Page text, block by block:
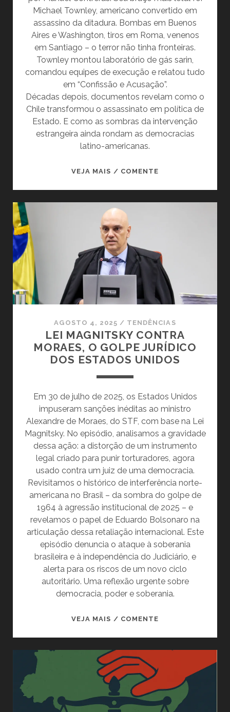
Michael Townley, americano convertido em
assassino da ditadura. Bombas em Buenos
Aires e Washington, tiros em Roma, venenos
em Santiago – o terror não tinha fronteiras.
Townley montou laboratório de gás sarin,
comandou equipes de execução e relatou tudo
em “Confissão e Acusação”.
Décadas depois, documentos revelam como o
Chile transformou o assassinato em política de
Estado. E como as sombras da intervenção
estrangeira ainda rondam as democracias
latino-americanas.
VEJA MAIS / COMENTEAGENTE
MICHAEL
TOWNLEY
AGOSTO 4, 2025 / TENDÊNCIAS
LEI MAGNITSKY CONTRA
MORAES, O GOLPE JURÍDICO
DOS ESTADOS UNIDOS
Em 30 de julho de 2025, os Estados Unidos
impuseram sanções inéditas ao ministro
Alexandre de Moraes, do STF, com base na Lei
Magnitsky. No episódio, analisamos a gravidade
dessa ação: a distorção de um instrumento
legal criado para punir torturadores, agora
usado contra um juiz de uma democracia.
Revisitamos o histórico de interferência norte-
americana no Brasil – da sombra do golpe de
1964 à agressão institucional de 2025 – e
revelamos o papel de Eduardo Bolsonaro na
articulação dessa retaliação internacional. Este
episódio denuncia o ataque à soberania
brasileira e à independência do Judiciário, e
alerta para os riscos de um novo ciclo
autoritário. Uma reflexão urgente sobre
democracia, poder e soberania.
VEJA MAIS / COMENTELEI
O
GOLPE
JURÍDICO
DOS